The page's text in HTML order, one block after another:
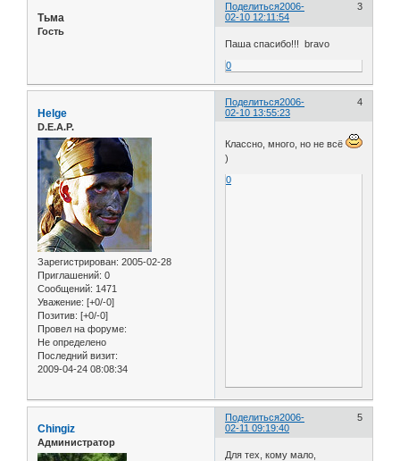
Поделиться 3
2006-
02-10 12:11:54
Тьма
Гость
Паша спасибо!!! bravo
0
Поделиться 4
2006-
02-10 13:55:23
Helge
D.E.A.P.
Зарегистрирован: 2005-02-28
Приглашений: 0
Сообщений: 1471
Уважение: [+0/-0]
Позитив: [+0/-0]
Провел на форуме:
Не определено
Последний визит:
2009-04-24 08:08:34
Классно, много, но не всё
)
0
Поделиться 5
2006-
02-11 09:19:40
Chingiz
Администратор
Для тех, кому мало,